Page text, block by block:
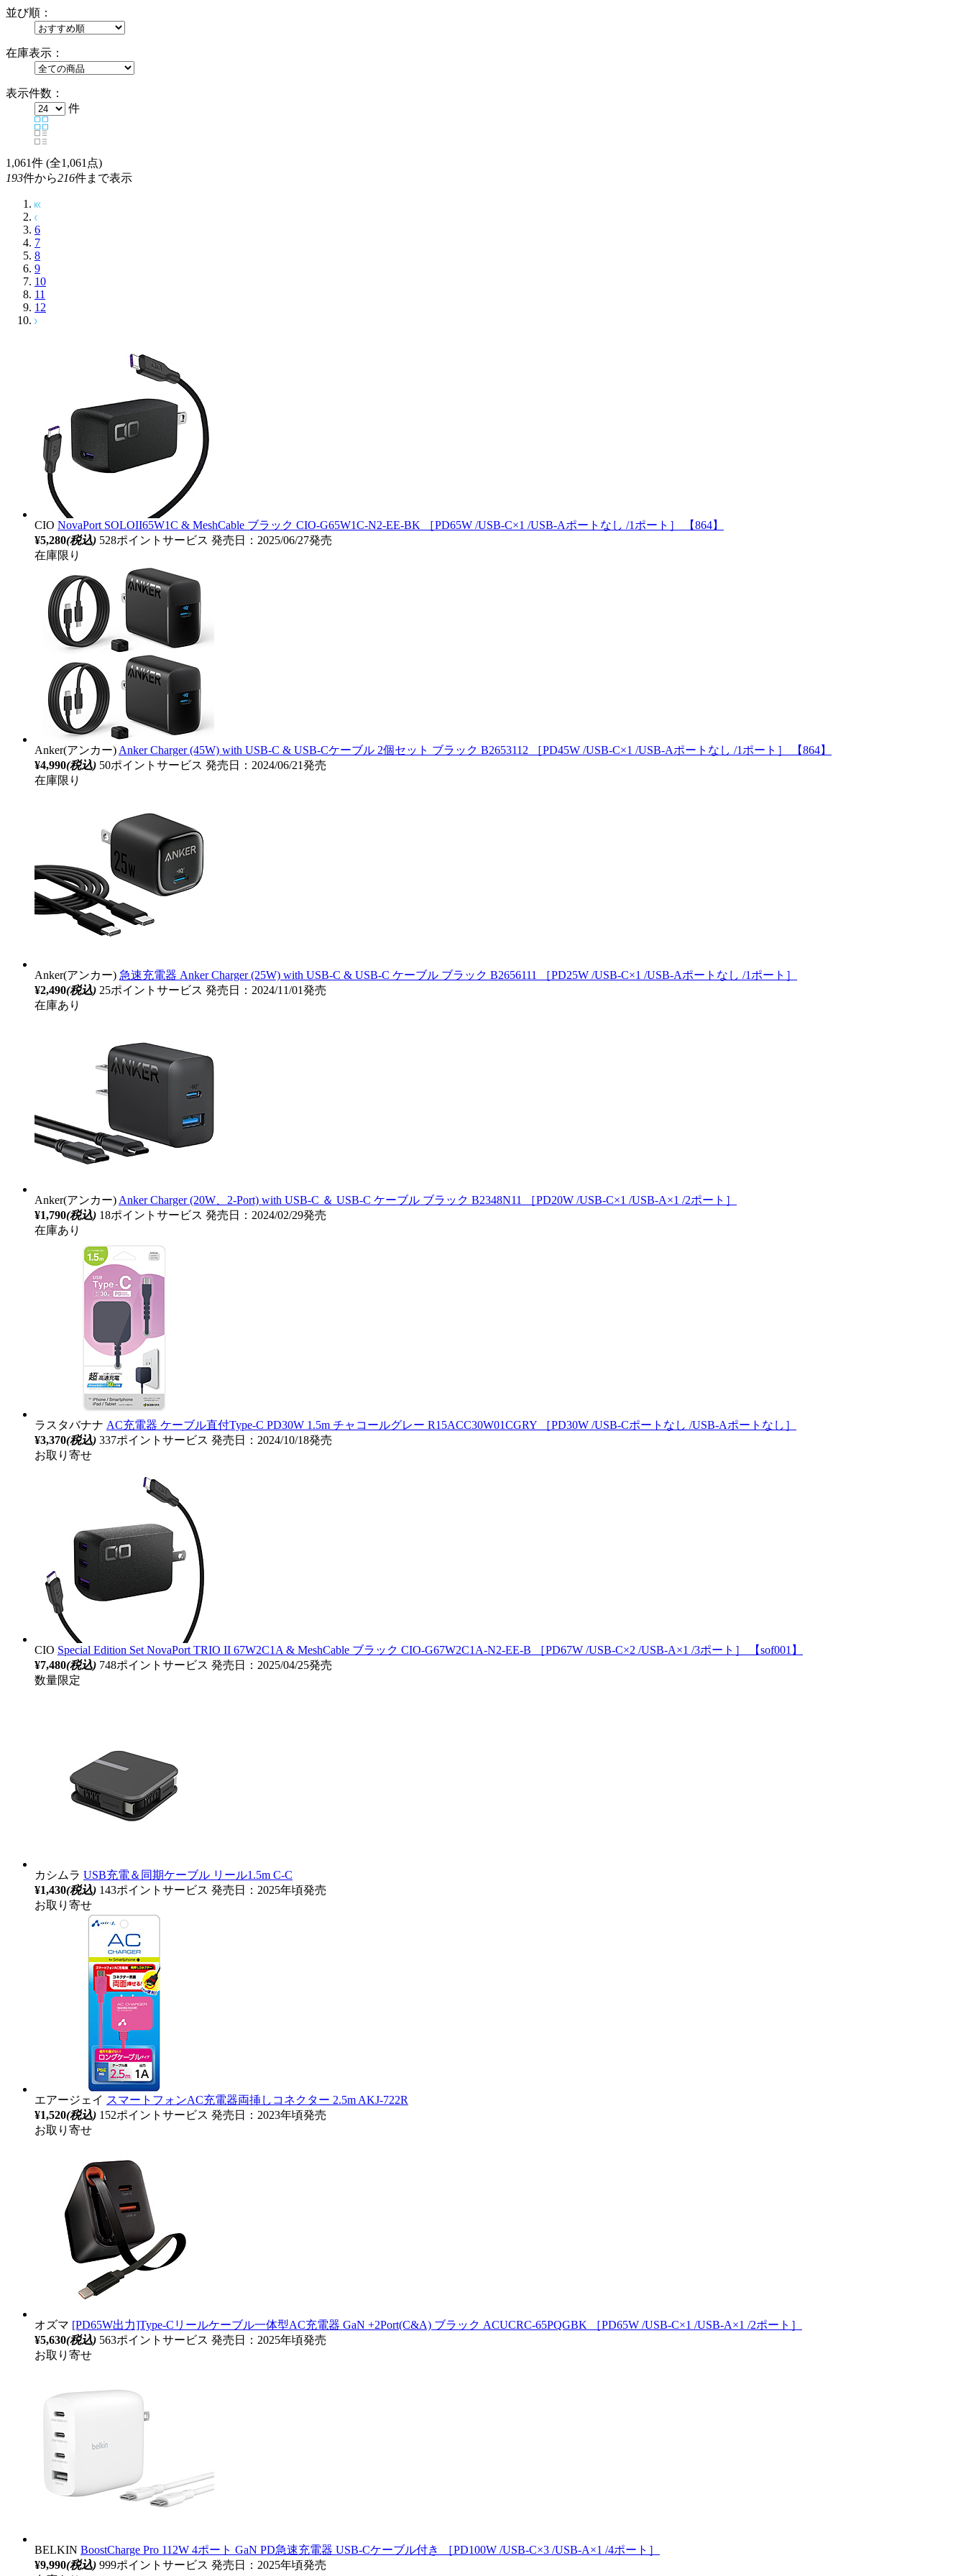
並び順：
在庫表示：
表示件数：
件
1,061件 (全1,061点)
193件から216件まで表示
6
7
8
9
10
11
12
CIO NovaPort SOLOII65W1C & MeshCable ブラック CIO-G65W1C-N2-EE-BK ［PD65W /USB-C×1 /USB-Aポートなし /1ポート］ 【864】
¥5,280(税込) 528ポイントサービス 発売日：2025/06/27発売
在庫限り
Anker(アンカー) Anker Charger (45W) with USB-C & USB-Cケーブル 2個セット ブラック B2653112 ［PD45W /USB-C×1 /USB-Aポートなし /1ポート］ 【864】
¥4,990(税込) 50ポイントサービス 発売日：2024/06/21発売
在庫限り
Anker(アンカー) 急速充電器 Anker Charger (25W) with USB-C & USB-C ケーブル ブラック B2656111 ［PD25W /USB-C×1 /USB-Aポートなし /1ポート］
¥2,490(税込) 25ポイントサービス 発売日：2024/11/01発売
在庫あり
Anker(アンカー) Anker Charger (20W、2-Port) with USB-C ＆ USB-C ケーブル ブラック B2348N11 ［PD20W /USB-C×1 /USB-A×1 /2ポート］
¥1,790(税込) 18ポイントサービス 発売日：2024/02/29発売
在庫あり
ラスタバナナ AC充電器 ケーブル直付Type-C PD30W 1.5m チャコールグレー R15ACC30W01CGRY ［PD30W /USB-Cポートなし /USB-Aポートなし］
¥3,370(税込) 337ポイントサービス 発売日：2024/10/18発売
お取り寄せ
CIO Special Edition Set NovaPort TRIO II 67W2C1A & MeshCable ブラック CIO-G67W2C1A-N2-EE-B ［PD67W /USB-C×2 /USB-A×1 /3ポート］ 【sof001】
¥7,480(税込) 748ポイントサービス 発売日：2025/04/25発売
数量限定
カシムラ USB充電＆同期ケーブル リール1.5m C-C
¥1,430(税込) 143ポイントサービス 発売日：2025年頃発売
お取り寄せ
エアージェイ スマートフォンAC充電器両挿しコネクター 2.5m AKJ-722R
¥1,520(税込) 152ポイントサービス 発売日：2023年頃発売
お取り寄せ
オズマ [PD65W出力]Type-Cリールケーブル一体型AC充電器 GaN +2Port(C&A) ブラック ACUCRC-65PQGBK ［PD65W /USB-C×1 /USB-A×1 /2ポート］
¥5,630(税込) 563ポイントサービス 発売日：2025年頃発売
お取り寄せ
BELKIN BoostCharge Pro 112W 4ポート GaN PD急速充電器 USB-Cケーブル付き ［PD100W /USB-C×3 /USB-A×1 /4ポート］
¥9,990(税込) 999ポイントサービス 発売日：2025年頃発売